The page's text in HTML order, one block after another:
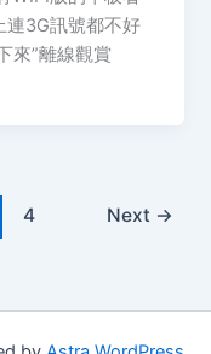
連3G訊號都不好
來”離線觀賞
4 Next →